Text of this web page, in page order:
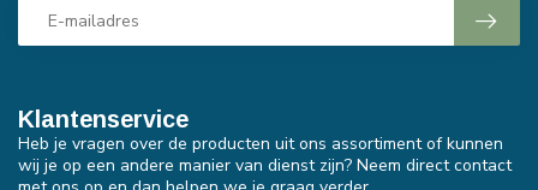
Klantenservice
Heb je vragen over de producten uit ons assortiment of kunnen
wij je op een andere manier van dienst zijn? Neem direct contact